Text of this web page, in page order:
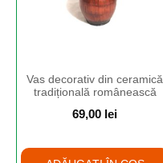
Vas decorativ din ceramică
tradițională românească
69,00 lei